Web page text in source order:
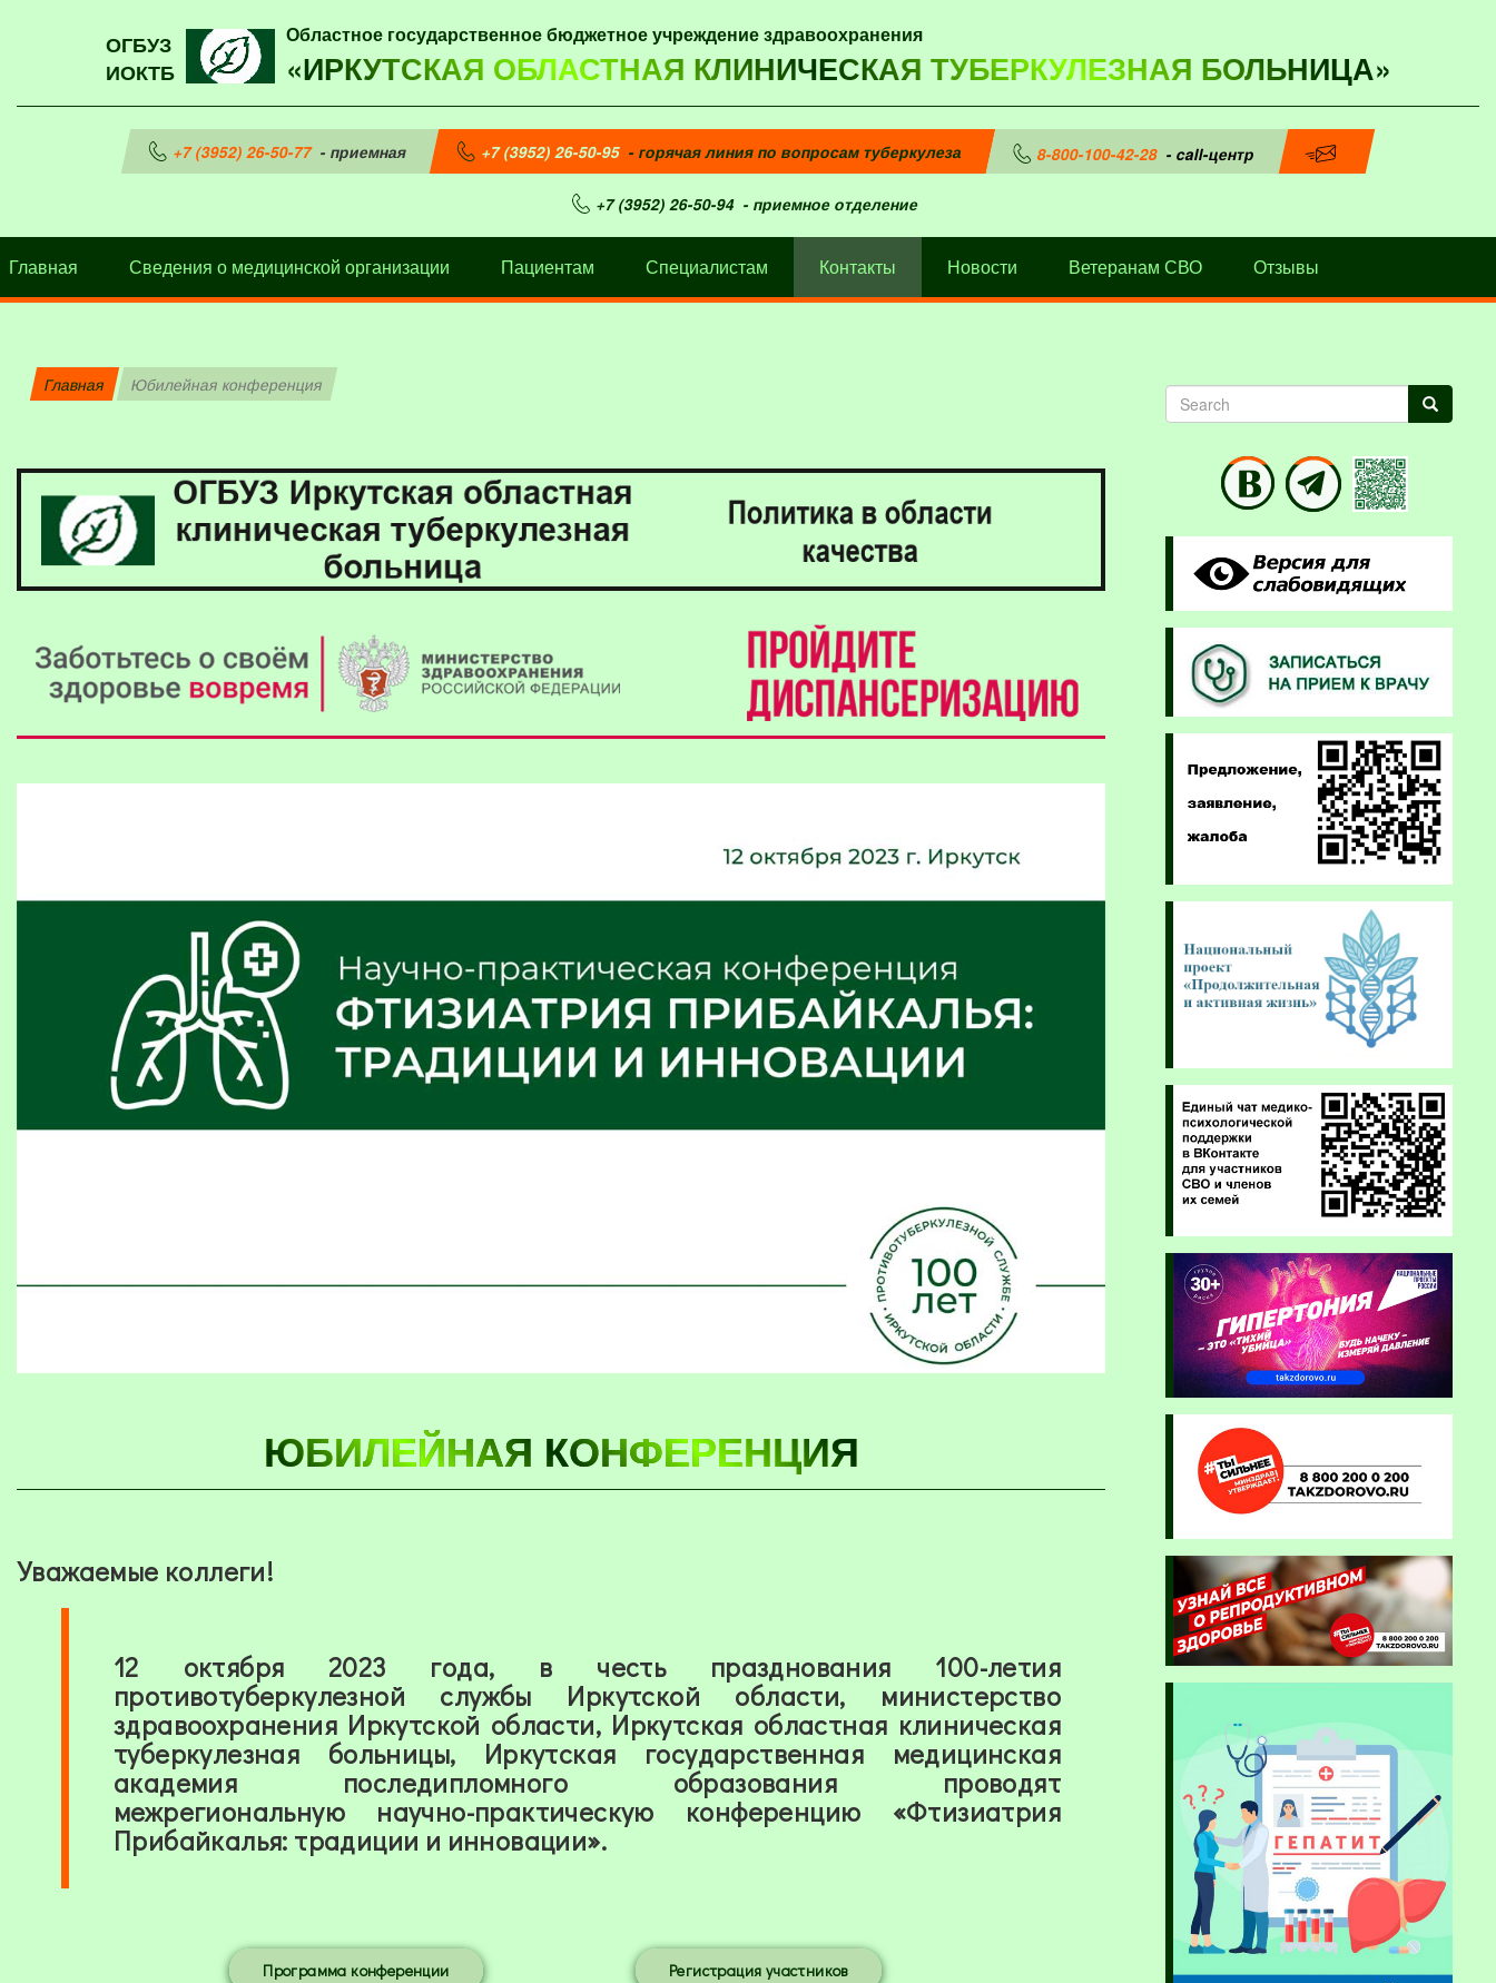
ОГБУЗ
ИОКТБ
Областное государственное бюджетное учреждение здравоохранения
«ИРКУТСКАЯ ОБЛАСТНАЯ КЛИНИЧЕСКАЯ ТУБЕРКУЛЕЗНАЯ БОЛЬНИЦА»
+7 (3952) 26-50-77- приемная +7 (3952) 26-50-95- горячая линия по вопросам туберкулеза 8-800-100-42-28- call-центр
+7 (3952) 26-50-94- приемное отделение
Главная Сведения о медицинской организации Пациентам Специалистам Контакты Новости Ветеранам СВО Отзывы
Главная Юбилейная конференция
ЮБИЛЕЙНАЯ КОНФЕРЕНЦИЯ
Уважаемые коллеги!
12 октября 2023 года, в честь празднования 100-летия
противотуберкулезной службы Иркутской области, министерство
здравоохранения Иркутской области, Иркутская областная клиническая
туберкулезная больницы, Иркутская государственная медицинская
академия последипломного образования проводят
межрегиональную научно-практическую конференцию «Фтизиатрия
Прибайкалья: традиции и инновации».
Программа конференции Регистрация участников
Search Search